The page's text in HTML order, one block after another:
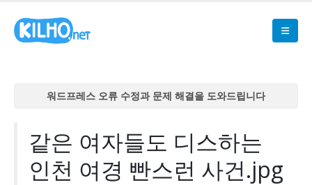
워드프레스 오류 수정과 문제 해결을 도와드립니다
워드프레스 오류 수정과 문제 해결을 도와드립니다
워드프레스 오류 수정과 문제 해결을 도와드립니다
워드프레스 오류 수정과 문제 해결을 도와드립니다
같은 여자들도 디스하는
인천 여경 빤스런 사건.jpg